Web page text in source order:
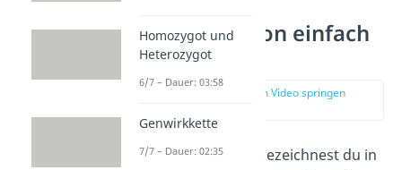
Rekombination einfach
erklärt
zur Stelle im Video springen
Als Rekombination bezeichnest du in
Homozygot und
Heterozygot
6/7 – Dauer: 03:58
Genwirkkette
7/7 – Dauer: 02:35